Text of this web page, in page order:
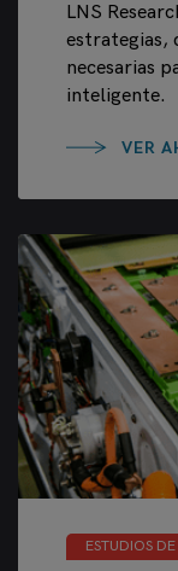
LNS
estrategias,
necesarias
inteligente.
VER
ESTUDIOS